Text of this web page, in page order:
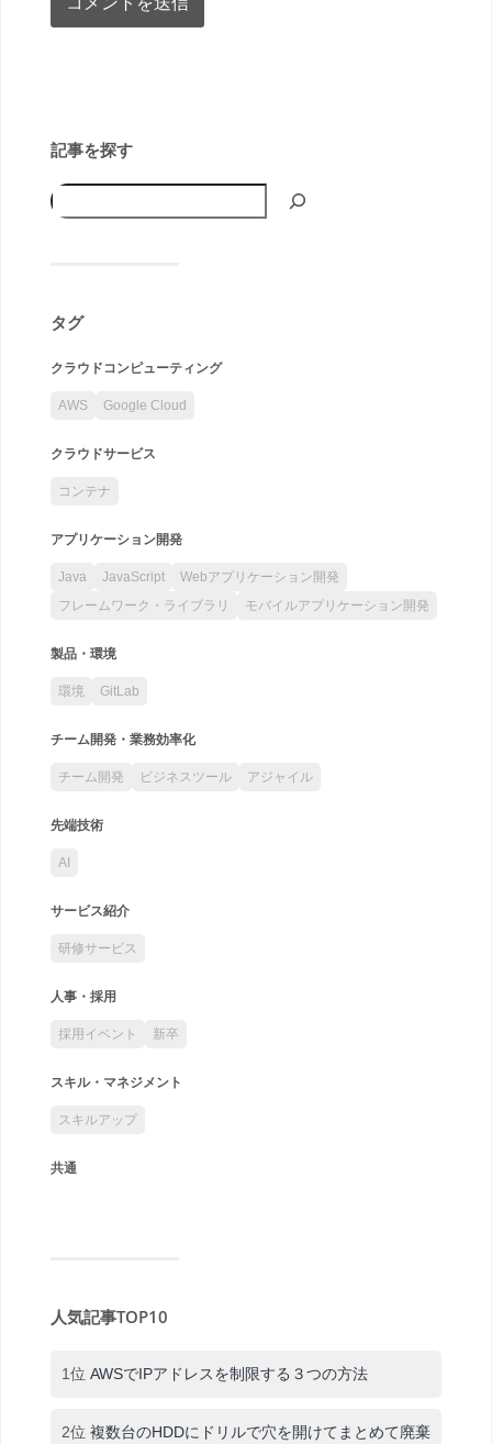
記事を探す
タグ
クラウドコンピューティング
AWS Google Cloud
クラウドサービス
コンテナ
アプリケーション開発
Java JavaScript
Webアプリケーション開発
フレームワーク・ライブラリ
モバイルアプリケーション開発
製品・環境
環境 GitLab
チーム開発・業務効率化
チーム開発 ビジネスツール アジャイル
先端技術
AI
サービス紹介
研修サービス
人事・採用
採用イベント 新卒
スキル・マネジメント
スキルアップ
共通
人気記事TOP10
1位 AWSでIPアドレスを制限する３つの方法
2位 複数台のHDDにドリルで穴を開けてまとめて廃棄